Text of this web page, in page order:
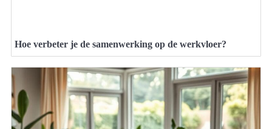
Hoe verbeter je de samenwerking op de werkvloer?